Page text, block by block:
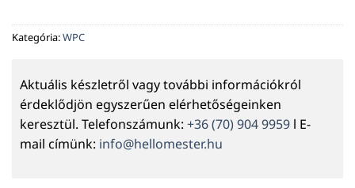
Kategória:WPC
Aktuális készletről vagy további információkról
érdeklődjön egyszerűen elérhetőségeinken
keresztül. Telefonszámunk: +36 (70) 904 9959 l E-
mail címünk: info@hellomester.hu